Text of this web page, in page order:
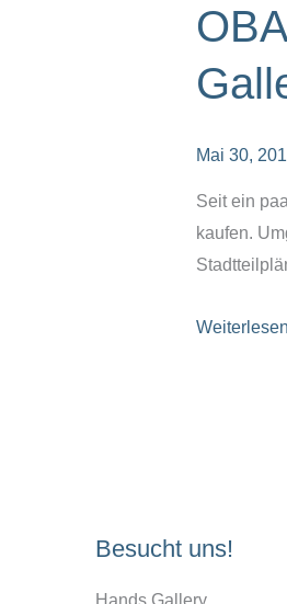
Mai 30,
Seit ein
kaufen.
OBACHT!
Besucht uns!
Hands Gallery